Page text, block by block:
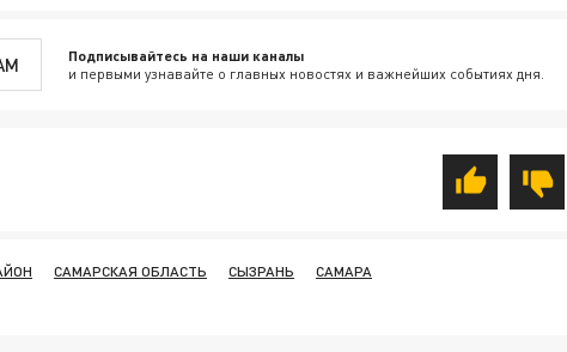
Подписывайтесь на наши каналы
и первыми узнавайте о главных новостях и важнейших событиях дня.
САМАРСКАЯ ОБЛАСТЬ СЫЗРАНЬ
САМАРА